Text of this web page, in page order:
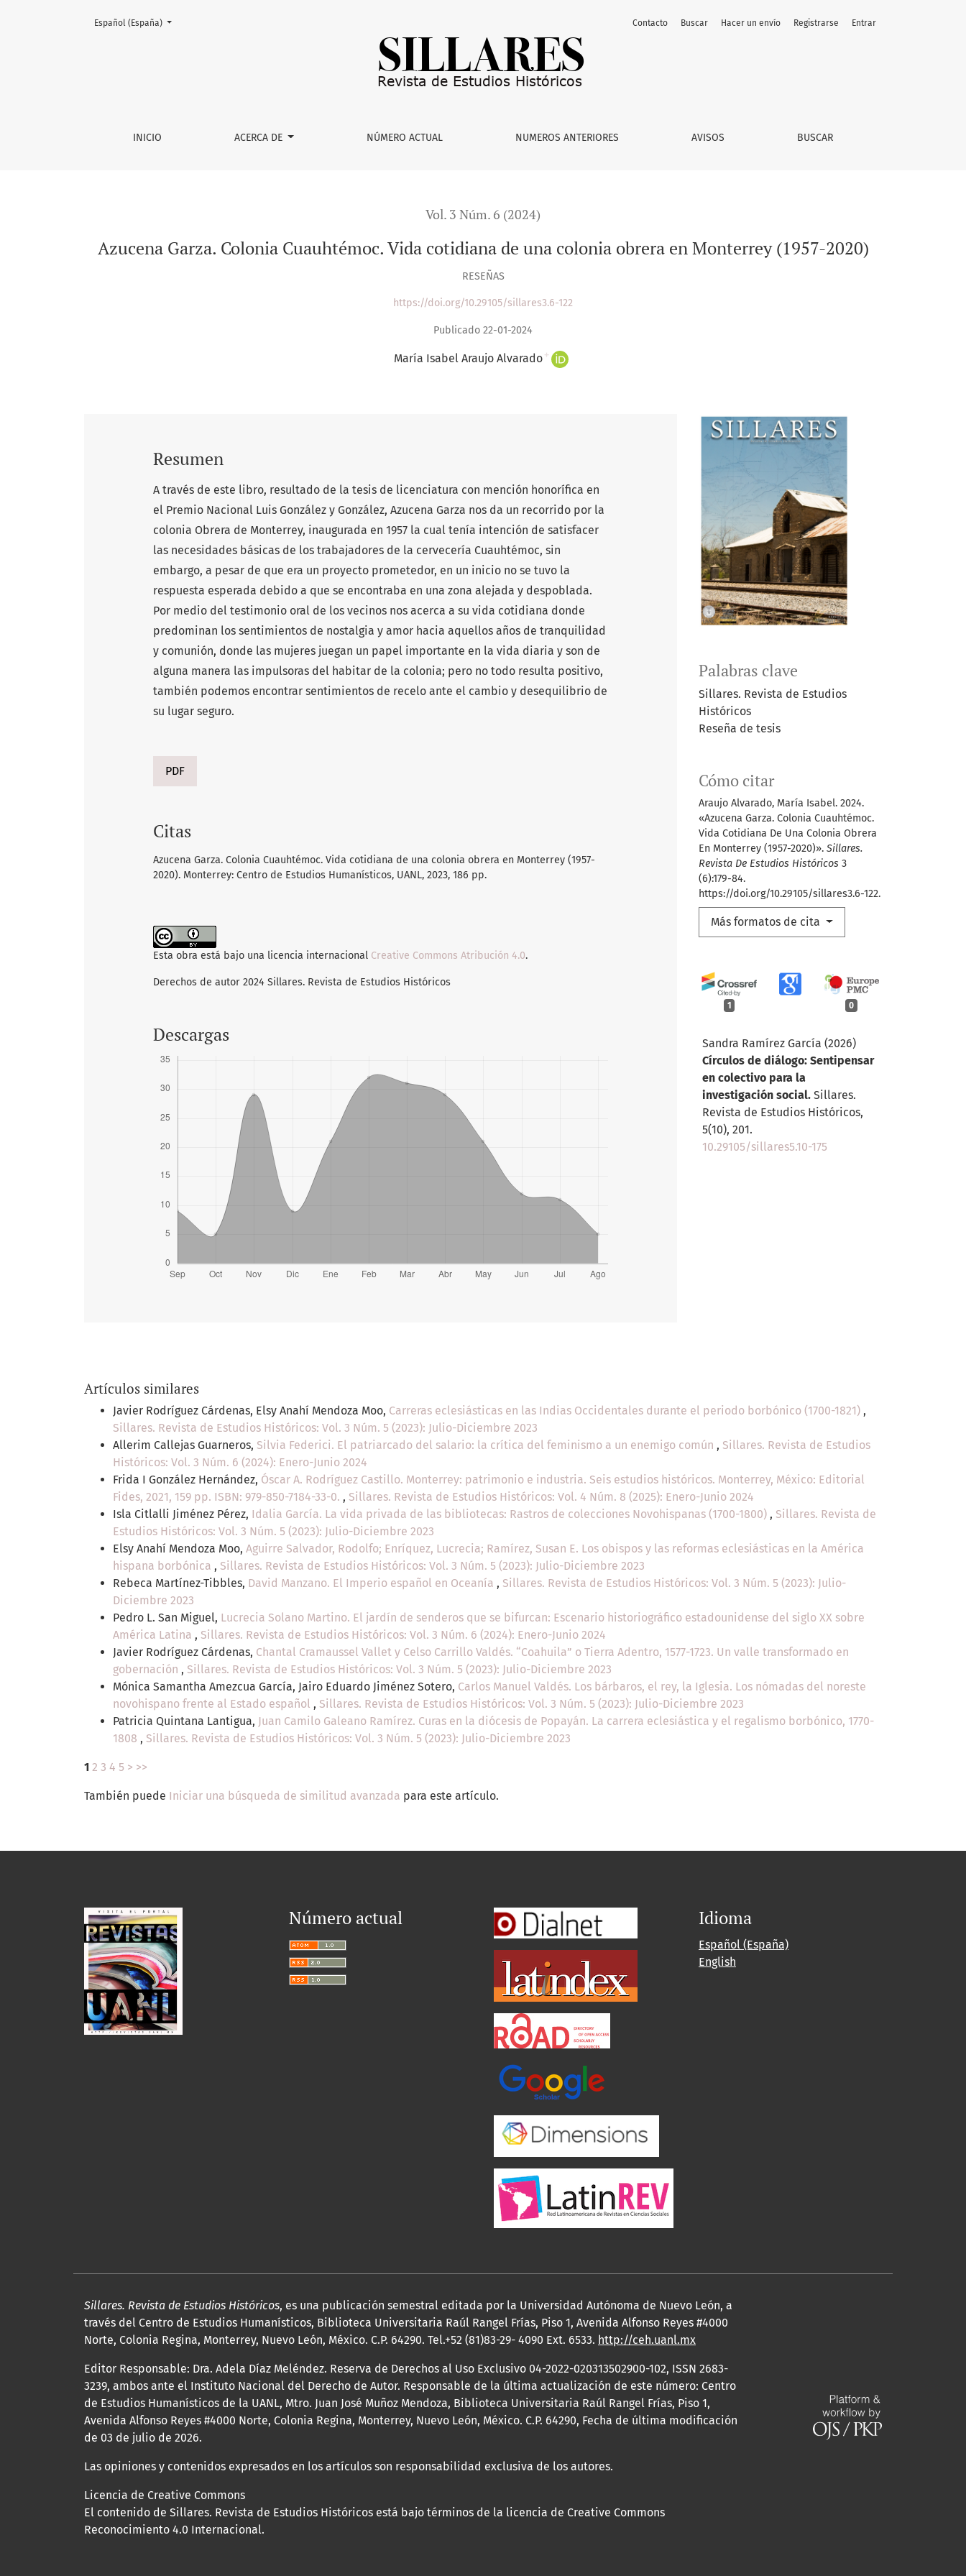
Azucena Garza. Colonia Cuauhtémoc. Vida cotidiana de una colonia obrera en Monterrey (1957-2020)
INICIO ACERCA DE NÚMERO ACTUAL NUMEROS ANTERIORES AVISOS BUSCAR
Contacto Buscar Hacer un envío Registrarse Entrar
Cambiar el idioma. El actual es:
Español (España)
Vol. 3 Núm. 6 (2024)
Azucena Garza. Colonia Cuauhtémoc. Vida cotidiana de una colonia obrera en Monterrey (1957-2020)
RESEÑAS
https://doi.org/10.29105/sillares3.6-122
Publicado 22-01-2024
María Isabel Araujo Alvarado +
Palabras clave
Sillares. Revista de Estudios
Históricos
Reseña de tesis
Cómo citar
Araujo Alvarado, María Isabel. 2024.
«Azucena Garza. Colonia Cuauhtémoc.
Vida Cotidiana De Una Colonia Obrera
En Monterrey (1957-2020)». Sillares.
Revista De Estudios Históricos 3
(6):179-84.
https://doi.org/10.29105/sillares3.6-122.
Más formatos de cita
1 0
Sandra Ramírez García (2026)
Círculos de diálogo: Sentipensar
en colectivo para la
investigación social. Sillares.
Revista de Estudios Históricos,
5(10), 201.
10.29105/sillares5.10-175
Resumen
A través de este libro, resultado de la tesis de licenciatura con mención honorífica en
el Premio Nacional Luis González y González, Azucena Garza nos da un recorrido por la
colonia Obrera de Monterrey, inaugurada en 1957 la cual tenía intención de satisfacer
las necesidades básicas de los trabajadores de la cervecería Cuauhtémoc, sin
embargo, a pesar de que era un proyecto prometedor, en un inicio no se tuvo la
respuesta esperada debido a que se encontraba en una zona alejada y despoblada.
Por medio del testimonio oral de los vecinos nos acerca a su vida cotidiana donde
predominan los sentimientos de nostalgia y amor hacia aquellos años de tranquilidad
y comunión, donde las mujeres juegan un papel importante en la vida diaria y son de
alguna manera las impulsoras del habitar de la colonia; pero no todo resulta positivo,
también podemos encontrar sentimientos de recelo ante el cambio y desequilibrio de
su lugar seguro.
PDF
Citas
Azucena Garza. Colonia Cuauhtémoc. Vida cotidiana de una colonia obrera en Monterrey (1957-
2020). Monterrey: Centro de Estudios Humanísticos, UANL, 2023, 186 pp.
Esta obra está bajo una licencia internacional Creative Commons Atribución 4.0.
Derechos de autor 2024 Sillares. Revista de Estudios Históricos
Descargas
Artículos similares
Javier Rodríguez Cárdenas, Elsy Anahí Mendoza Moo, Carreras eclesiásticas en las Indias Occidentales durante el periodo borbónico (1700-1821) ,
Sillares. Revista de Estudios Históricos: Vol. 3 Núm. 5 (2023): Julio-Diciembre 2023
Allerim Callejas Guarneros, Silvia Federici. El patriarcado del salario: la crítica del feminismo a un enemigo común , Sillares. Revista de Estudios
Históricos: Vol. 3 Núm. 6 (2024): Enero-Junio 2024
Frida I González Hernández, Óscar A. Rodríguez Castillo. Monterrey: patrimonio e industria. Seis estudios históricos. Monterrey, México: Editorial
Fides, 2021, 159 pp. ISBN: 979-850-7184-33-0. , Sillares. Revista de Estudios Históricos: Vol. 4 Núm. 8 (2025): Enero-Junio 2024
Isla Citlalli Jiménez Pérez, Idalia García. La vida privada de las bibliotecas: Rastros de colecciones Novohispanas (1700-1800) , Sillares. Revista de
Estudios Históricos: Vol. 3 Núm. 5 (2023): Julio-Diciembre 2023
Elsy Anahí Mendoza Moo, Aguirre Salvador, Rodolfo; Enríquez, Lucrecia; Ramírez, Susan E. Los obispos y las reformas eclesiásticas en la América
hispana borbónica , Sillares. Revista de Estudios Históricos: Vol. 3 Núm. 5 (2023): Julio-Diciembre 2023
Rebeca Martínez-Tibbles, David Manzano. El Imperio español en Oceanía , Sillares. Revista de Estudios Históricos: Vol. 3 Núm. 5 (2023): Julio-
Diciembre 2023
Pedro L. San Miguel, Lucrecia Solano Martino. El jardín de senderos que se bifurcan: Escenario historiográfico estadounidense del siglo XX sobre
América Latina , Sillares. Revista de Estudios Históricos: Vol. 3 Núm. 6 (2024): Enero-Junio 2024
Javier Rodríguez Cárdenas, Chantal Cramaussel Vallet y Celso Carrillo Valdés. “Coahuila” o Tierra Adentro, 1577-1723. Un valle transformado en
gobernación , Sillares. Revista de Estudios Históricos: Vol. 3 Núm. 5 (2023): Julio-Diciembre 2023
Mónica Samantha Amezcua García, Jairo Eduardo Jiménez Sotero, Carlos Manuel Valdés. Los bárbaros, el rey, la Iglesia. Los nómadas del noreste
novohispano frente al Estado español , Sillares. Revista de Estudios Históricos: Vol. 3 Núm. 5 (2023): Julio-Diciembre 2023
Patricia Quintana Lantigua, Juan Camilo Galeano Ramírez. Curas en la diócesis de Popayán. La carrera eclesiástica y el regalismo borbónico, 1770-
1808 , Sillares. Revista de Estudios Históricos: Vol. 3 Núm. 5 (2023): Julio-Diciembre 2023
1 2 3 4 5 > >>
También puede Iniciar una búsqueda de similitud avanzada para este artículo.
Número actual Idioma
Español (España)
English
Sillares. Revista de Estudios Históricos, es una publicación semestral editada por la Universidad Autónoma de Nuevo León, a
través del Centro de Estudios Humanísticos, Biblioteca Universitaria Raúl Rangel Frías, Piso 1, Avenida Alfonso Reyes #4000
Norte, Colonia Regina, Monterrey, Nuevo León, México. C.P. 64290. Tel.+52 (81)83-29- 4090 Ext. 6533. http://ceh.uanl.mx
Editor Responsable: Dra. Adela Díaz Meléndez. Reserva de Derechos al Uso Exclusivo 04-2022-020313502900-102, ISSN 2683-
3239, ambos ante el Instituto Nacional del Derecho de Autor. Responsable de la última actualización de este número: Centro
de Estudios Humanísticos de la UANL, Mtro. Juan José Muñoz Mendoza, Biblioteca Universitaria Raúl Rangel Frías, Piso 1,
Avenida Alfonso Reyes #4000 Norte, Colonia Regina, Monterrey, Nuevo León, México. C.P. 64290, Fecha de última modificación
de 03 de julio de 2026.
Las opiniones y contenidos expresados en los artículos son responsabilidad exclusiva de los autores.
Licencia de Creative Commons
El contenido de Sillares. Revista de Estudios Históricos está bajo términos de la licencia de Creative Commons
Reconocimiento 4.0 Internacional.